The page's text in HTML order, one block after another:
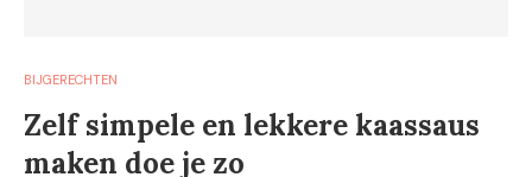
BIJGERECHTEN
Zelf simpele en lekkere kaassaus
maken doe je zo